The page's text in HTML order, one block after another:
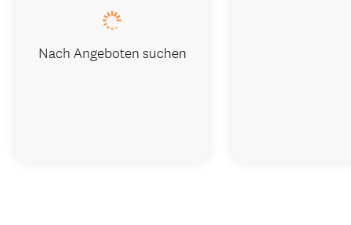
Nach Angeboten suchen